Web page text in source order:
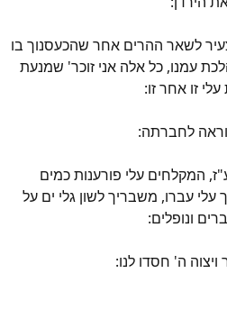
לשאר ההרים אחר שהכעסנוך בו
עמנו, כל אלה אני זוכר' שמנעת
זו אחר זו:
לחברתה:
המקלחים עלי פורענות כמים
עלי עברו, משבריך לשון גלי ים על
ונופלים:
ויצוה ה' חסדו לנו: